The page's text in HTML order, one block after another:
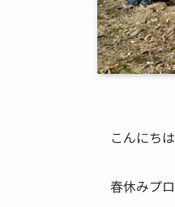
こんにち
春休みプ